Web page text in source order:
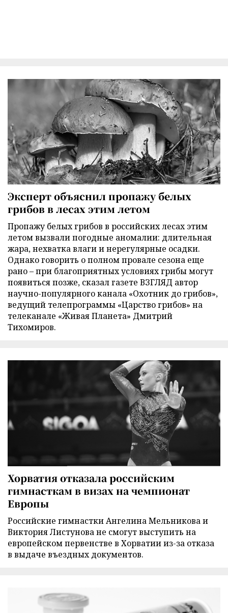
Эксперт объяснил пропажу белых
грибов в лесах этим летом
Пропажу белых грибов в российских лесах этим
летом вызвали погодные аномалии: длительная
жара, нехватка влаги и нерегулярные осадки.
Однако говорить о полном провале сезона еще
рано – при благоприятных условиях грибы могут
появиться позже, сказал газете ВЗГЛЯД автор
научно-популярного канала «Охотник до грибов»,
ведущий телепрограммы «Царство грибов» на
телеканале «Живая Планета» Дмитрий
Тихомиров.
Хорватия отказала российским
гимнасткам в визах на чемпионат
Европы
Российские гимнастки Ангелина Мельникова и
Виктория Листунова не смогут выступить на
европейском первенстве в Хорватии из-за отказа
в выдаче въездных документов.